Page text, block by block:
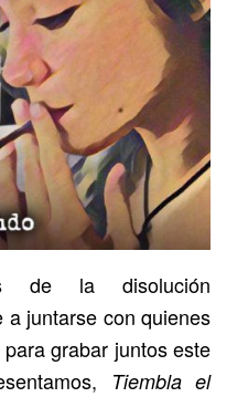
de la disolución
a juntarse con quienes
grabar juntos este
Tiembla el